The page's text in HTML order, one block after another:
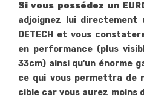
Si vous possédez un
adjoignez lui directement
DETECH et vous
en performance (plus
33cm) ainsi qu'un énorme
ce qui vous permettra de
cible car vous aurez moins